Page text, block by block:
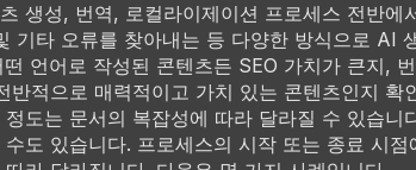
생성, 번역, 로컬라이제이션 프로세스 전반에
기타 오류를 찾아내는 등 다양한 방식으로 AI
언어로 작성된 콘텐츠든 SEO 가치가 큰지,
반적으로 매력적이고 가치 있는 콘텐츠인지 확
도는 문서의 복잡성에 따라 달라질 수 있습니
도 있습니다. 프로세스의 시작 또는 종료 시